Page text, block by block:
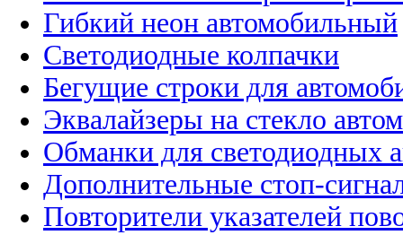
Гибкий неон автомобильный
Светодиодные колпачки
Бегущие строки для
Эквалайзеры на стекло
Обманки для светодиодных
Дополнительные стоп-
Повторители указателей